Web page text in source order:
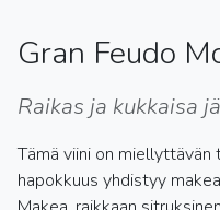
Gran Feudo
Raikas ja kukkaisa
Tämä viini on miellyttävän
hapokkuus yhdistyy